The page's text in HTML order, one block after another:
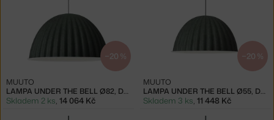
−20 %
LAMPA UNDER THE BELL Ø82, DARK GREEN
MUUTO
Skladem 2 ks, 14 064 Kč
−20 %
LAMPA UNDER THE BELL Ø55, DARK GREEN
MUUTO
Skladem 3 ks, 11 448 Kč